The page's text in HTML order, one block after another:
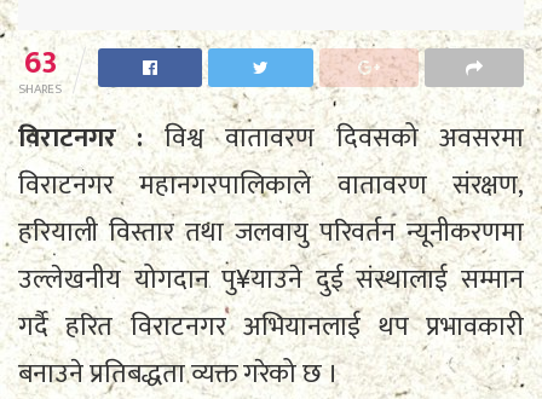
63
SHARES
विराटनगर :विश्व वातावरण दिवसको अवसरमा
विराटनगर महानगरपालिकाले वातावरण संरक्षण,
हरियाली विस्तार तथा जलवायु परिवर्तन न्यूनीकरणमा
उल्लेखनीय योगदान पु¥याउने दुई संस्थालाई सम्मान
गर्दै हरित विराटनगर अभियानलाई थप प्रभावकारी
बनाउने प्रतिबद्धता व्यक्त गरेको छ ।